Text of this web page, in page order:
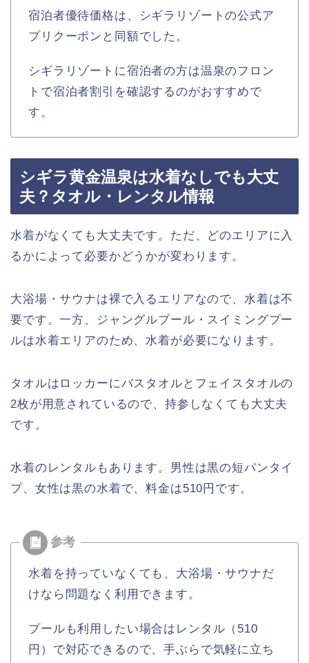
宿泊者優待価格は、シギラリゾートの公式ア
プリクーポンと同額でした。
シギラリゾートに宿泊者の方は温泉のフロン
トで宿泊者割引を確認するのがおすすめで
す。
シギラ黄金温泉は水着なしでも大丈
夫？タオル・レンタル情報
水着がなくても大丈夫です。ただ、どのエリアに入
るかによって必要かどうかが変わります。
大浴場・サウナは裸で入るエリアなので、水着は不
要です。一方、ジャングルプール・スイミングプー
ルは水着エリアのため、水着が必要になります。
タオルはロッカーにバスタオルとフェイスタオルの
2枚が用意されているので、持参しなくても大丈夫
です。
水着のレンタルもあります。男性は黒の短パンタイ
プ、女性は黒の水着で、料金は510円です。
水着を持っていなくても、大浴場・サウナだ
けなら問題なく利用できます。
プールも利用したい場合はレンタル（510
円）で対応できるので、手ぶらで気軽に立ち